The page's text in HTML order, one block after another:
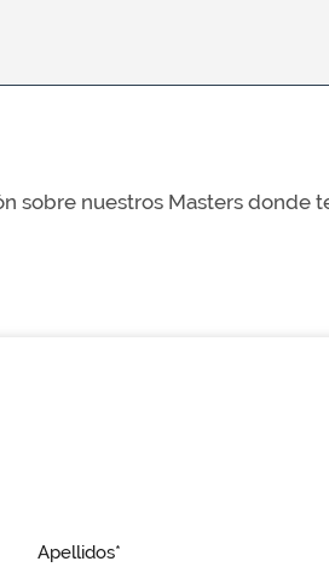
sobre nuestros Masters donde
Apellidos*